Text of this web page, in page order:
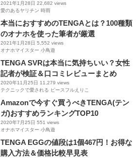
2021年1月28日 22,682 views
愛のあるヤリチン 時雨
本当におすすめのTENGAとは？100種類
のオナホを使った筆者が厳選
2021年1月28日 5,552 views
オナホマイスター 小鳥遊
TENGA SVRは本当に気持ちいい？女性
記者が検証＆口コミレビューまとめ
2020年11月25日 11,279 views
テクニックで愛される ピースフルえりこ
Amazonで今すぐ買うべきTENGA(テン
ガ)おすすめランキングTOP10
2020年7月25日 551 views
オナホマイスター 小鳥遊
TENGA EGGの値段は1個467円！お得な
購入方法＆価格比較早見表